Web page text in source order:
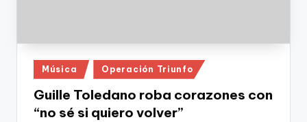
Publicado
en
Música Operación Triunfo
Guille Toledano roba corazones con
“no sé si quiero volver”